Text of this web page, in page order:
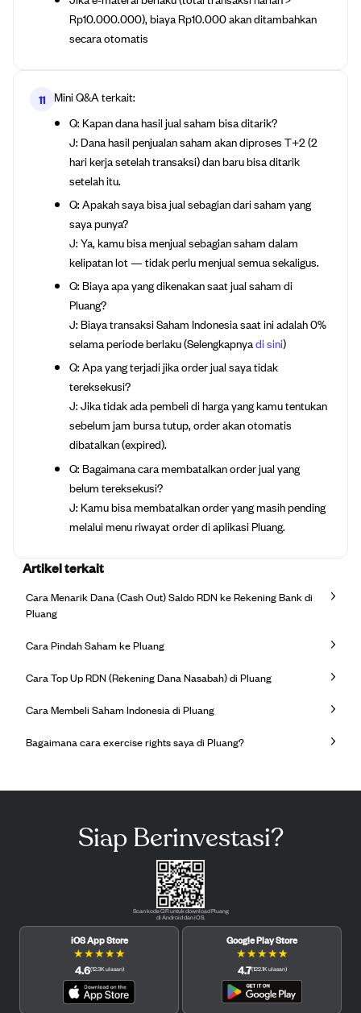
Rp10.000.000), biaya Rp10.000 akan ditambahkan
secara otomatis
11 Mini Q&A terkait:
Q: Kapan dana hasil jual saham bisa ditarik?
J: Dana hasil penjualan saham akan diproses T+2 (2
hari kerja setelah transaksi) dan baru bisa ditarik
setelah itu.
Q: Apakah saya bisa jual sebagian dari saham yang
saya punya?
J: Ya, kamu bisa menjual sebagian saham dalam
kelipatan lot — tidak perlu menjual semua sekaligus.
Q: Biaya apa yang dikenakan saat jual saham di
Pluang?
J: Biaya transaksi Saham Indonesia saat ini adalah 0%
selama periode berlaku (Selengkapnyadi sini)
Q: Apa yang terjadi jika order jual saya tidak
tereksekusi?
J: Jika tidak ada pembeli di harga yang kamu tentukan
sebelum jam bursa tutup, order akan otomatis
dibatalkan (expired).
Q: Bagaimana cara membatalkan order jual yang
belum tereksekusi?
J: Kamu bisa membatalkan order yang masih pending
melalui menu riwayat order di aplikasi Pluang.
Artikel terkait
Cara Menarik Dana (Cash Out) Saldo RDN ke Rekening Bank di
Pluang
Cara Pindah Saham ke Pluang
Cara Top Up RDN (Rekening Dana Nasabah) di Pluang
Cara Membeli Saham Indonesia di Pluang
Bagaimana cara exercise rights saya di Pluang?
Siap Berinvestasi?
Scan kode QR untuk download Pluang
di Android dan iOS.
iOS App Store
★★★★★
4.6(12.3K ulasan)
Google Play Store
★★★★★
4.7(122.1K ulasan)